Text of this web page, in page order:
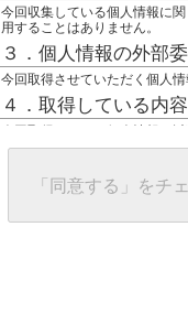
今回収集している個人情報に
用することはありません。
３．個人情報の外部
今回取得させていただく個人
４．取得している内
今回取得している個人情報は
任意の名前
グローバルIPアドレス
接続ホスト情報
５．個人情報に関す
「同意する」をチ